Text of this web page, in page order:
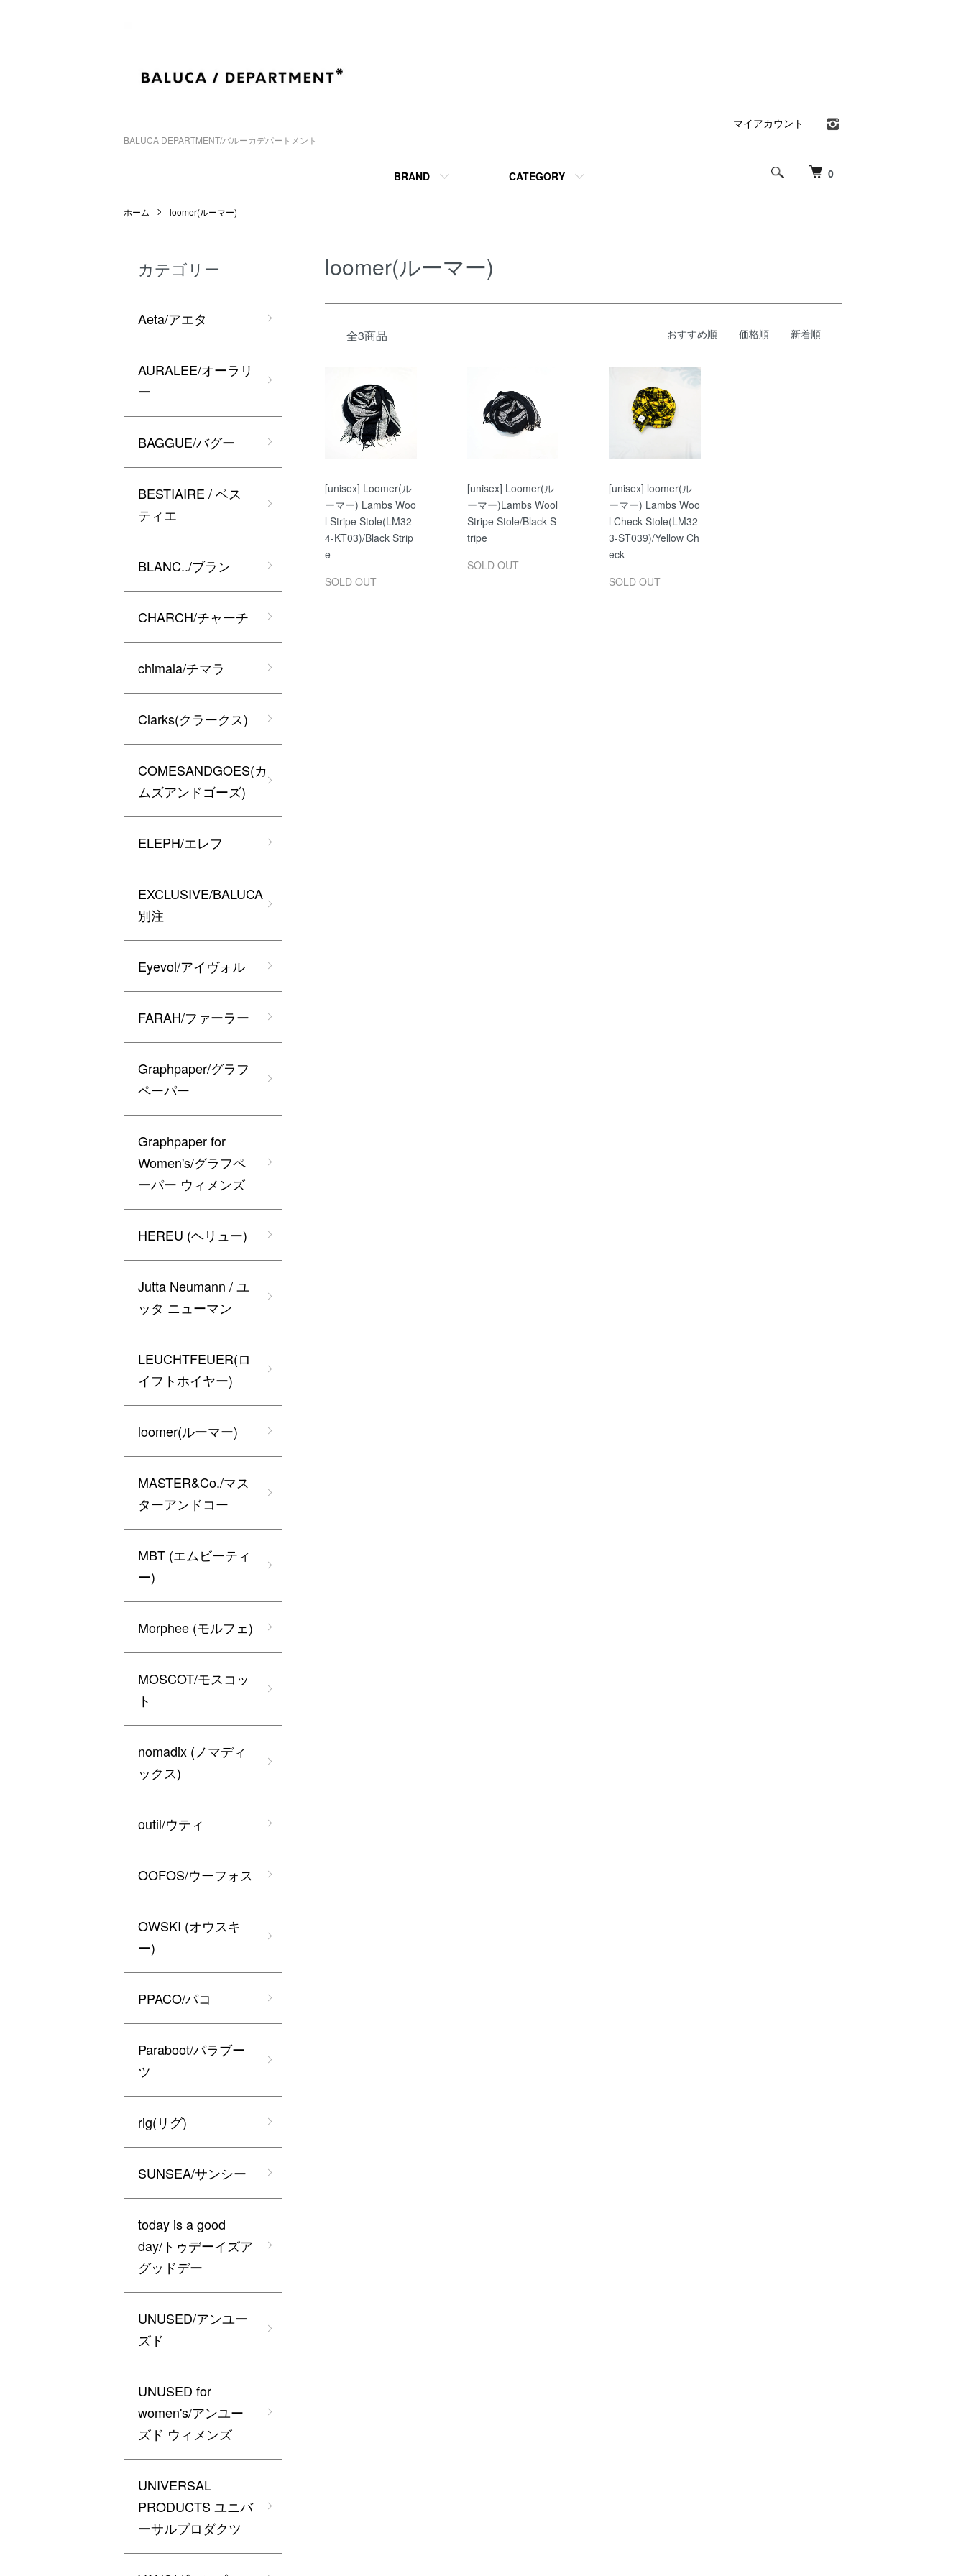
BALUCA DEPARTMENT/バルーカデパートメント
0
BRAND CATEGORY
マイアカウント
ホーム loomer(ルーマー)
loomer(ルーマー)
全3商品 おすすめ順 価格順 新着順
[unisex] Loomer(ル
ーマー) Lambs Woo
l Stripe Stole(LM32
4-KT03)/Black Strip
e
SOLD OUT
[unisex] Loomer(ル
ーマー)Lambs Wool
Stripe Stole/Black S
tripe
SOLD OUT
[unisex] loomer(ル
ーマー) Lambs Woo
l Check Stole(LM32
3-ST039)/Yellow Ch
eck
SOLD OUT
カテゴリー
Aeta/アエタ
AURALEE/オーラリ
ー
BAGGUE/バグー
BESTIAIRE / ベス
ティエ
BLANC../ブラン
CHARCH/チャーチ
chimala/チマラ
Clarks(クラークス)
COMESANDGOES(カ
ムズアンドゴーズ)
ELEPH/エレフ
EXCLUSIVE/BALUCA
別注
Eyevol/アイヴォル
FARAH/ファーラー
Graphpaper/グラフ
ペーパー
Graphpaper for
Women's/グラフペ
ーパー ウィメンズ
HEREU (ヘリュー)
Jutta Neumann / ユ
ッタ ニューマン
LEUCHTFEUER(ロ
イフトホイヤー)
loomer(ルーマー)
MASTER&Co./マス
ターアンドコー
MBT (エムビーティ
ー)
Morphee (モルフェ)
MOSCOT/モスコッ
ト
nomadix (ノマディ
ックス)
outil/ウティ
OOFOS/ウーフォス
OWSKI (オウスキ
ー)
PPACO/パコ
Paraboot/パラブー
ツ
rig(リグ)
SUNSEA/サンシー
today is a good
day/トゥデーイズア
グッドデー
UNUSED/アンユー
ズド
UNUSED for
women's/アンユー
ズド ウィメンズ
UNIVERSAL
PRODUCTS ユニバ
ーサルプロダクツ